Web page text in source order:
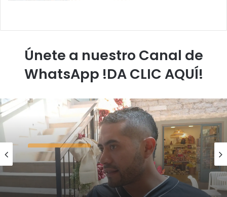
Únete a nuestro Canal de
WhatsApp !DA CLIC AQUÍ!
Elecciones 2027
agosto 4, 2026
Carlos Arreola pide a morenistas no
adelantarse y denuncia guerra de bots
rumbo a 2027